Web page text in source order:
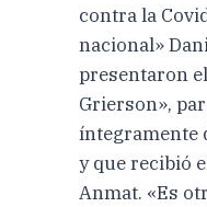
contra la
nacional»
presentaron
Grierson»,
íntegramente
y que recibió
Anmat. «Es